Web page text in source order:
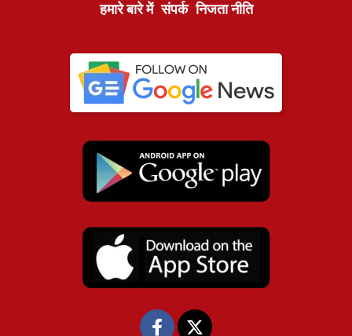
हमारे बारे में संपर्क निजता नीति